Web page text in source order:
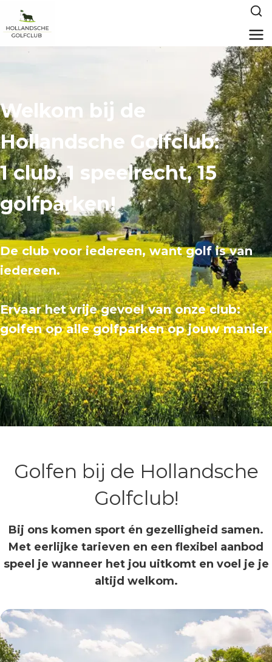
Welkom bij de
Hollandsche Golfclub:
1 club, 1 speelrecht, 15
golfparken!
De club voor iedereen, want golf is van
iedereen.
Ervaar het vrije gevoel van onze club:
golfen op alle golfparken op jouw manier.
Golfen bij de Hollandsche
Golfclub!
Bij ons komen sport én gezelligheid samen.
Met eerlijke tarieven en een flexibel aanbod
speel je wanneer het jou uitkomt en voel je je
altijd welkom.